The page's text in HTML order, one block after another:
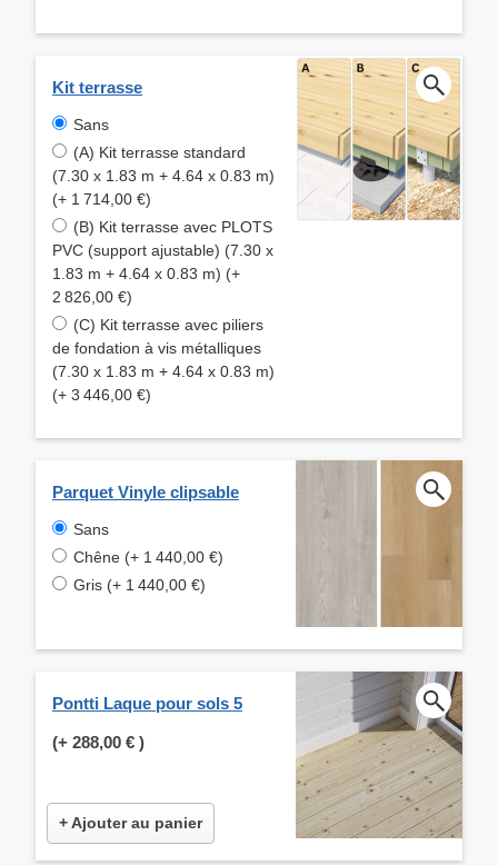
Kit terrasse
Sans
(A) Kit terrasse standard
(7.30 x 1.83 m + 4.64 x 0.83 m)
(+ 1 714,00 €)
(B) Kit terrasse avec PLOTS
PVC (support ajustable) (7.30 x
1.83 m + 4.64 x 0.83 m) (+
2 826,00 €)
(C) Kit terrasse avec piliers
de fondation à vis métalliques
(7.30 x 1.83 m + 4.64 x 0.83 m)
(+ 3 446,00 €)
Parquet Vinyle clipsable
Sans
Chêne (+ 1 440,00 €)
Gris (+ 1 440,00 €)
Pontti Laque pour sols 5
(+ 288,00 € )
+ Ajouter au panier